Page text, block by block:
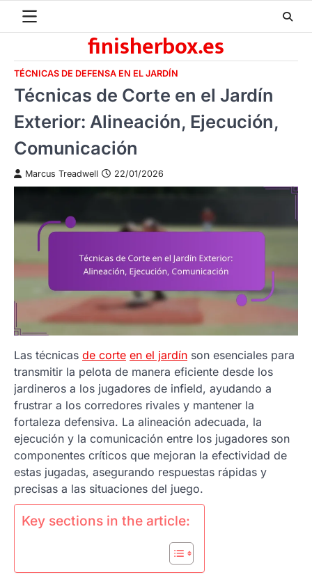
finisherbox.es
TÉCNICAS DE DEFENSA EN EL JARDÍN
Técnicas de Corte en el Jardín
Exterior: Alineación, Ejecución,
Comunicación
Marcus Treadwell 22/01/2026
Las técnicas de corte en el jardín son esenciales para
transmitir la pelota de manera eficiente desde los
jardineros a los jugadores de infield, ayudando a
frustrar a los corredores rivales y mantener la
fortaleza defensiva. La alineación adecuada, la
ejecución y la comunicación entre los jugadores son
componentes críticos que mejoran la efectividad de
estas jugadas, asegurando respuestas rápidas y
precisas a las situaciones del juego.
Key sections in the article: